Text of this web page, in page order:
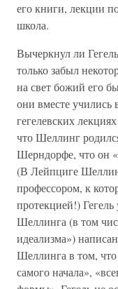
его книги, лекции
школа.
Вычеркнул ли
только забыл
на свет божий его
они вместе учились
гегелевских
что Шеллинг
Шерндорфе, что он
(В Лейпциге
профессором, к
протекцией!)
Шеллинга (в том
идеализма»)
Шеллинга в том,
самого начала»,